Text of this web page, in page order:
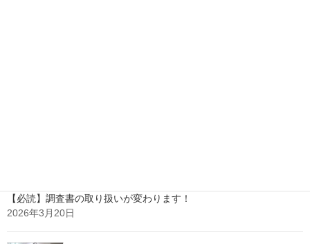
【必読】調査書の取り扱いが変わります！
2026年3月20日